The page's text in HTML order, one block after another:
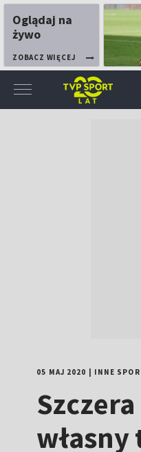
Oglądaj na
żywo
ZOBACZ WIĘCEJ
05 MAJ 2020 INNE